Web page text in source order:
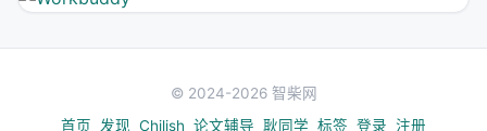
© 2024-2026 智柴网
首页
发现 Chilish 论文辅导 耿同学 标签 登录 注册